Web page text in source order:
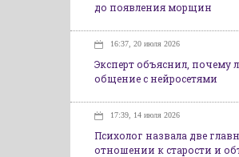
до появления морщин
16:37, 20 июля 2026
Эксперт объяснил,
общение с нейросетями
17:39, 14 июля 2026
Психолог назвала две
отношении к старости и